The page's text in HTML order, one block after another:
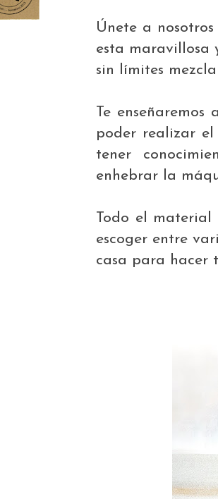
Únete a
esta
sin límites
Te
poder realizar
tener
enhebrar la
Todo el
escoger entre
casa para hacer